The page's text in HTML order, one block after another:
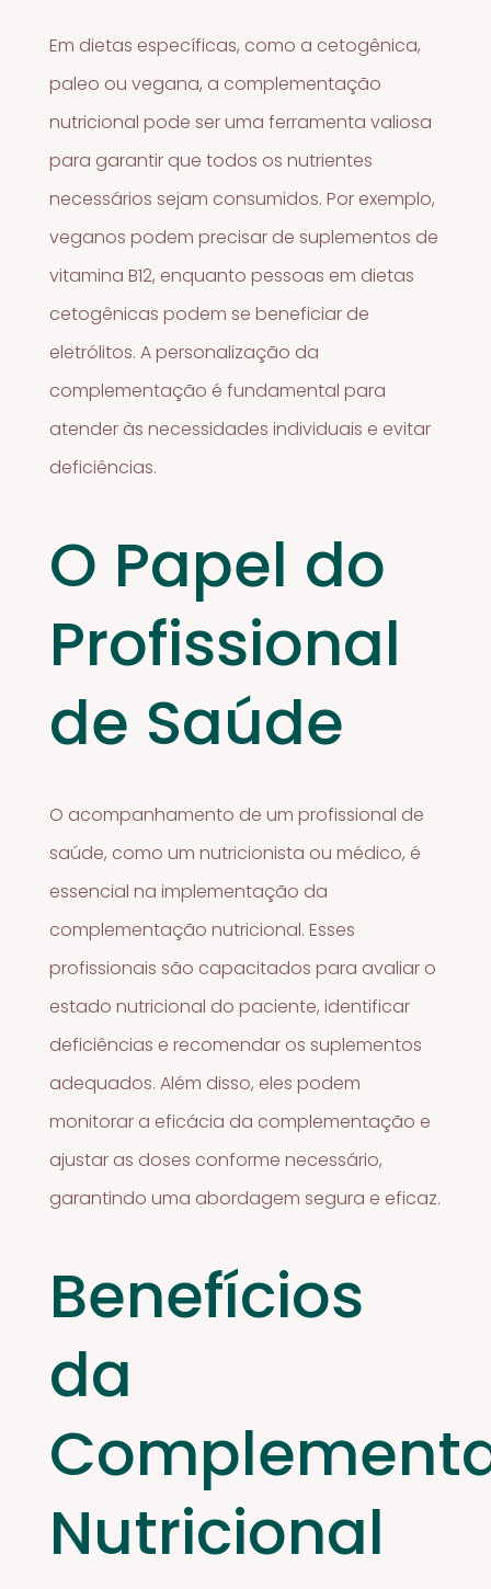
Em dietas específicas, como a cetogênica,
paleo ou vegana, a complementação
nutricional pode ser uma ferramenta valiosa
para garantir que todos os nutrientes
necessários sejam consumidos. Por exemplo,
veganos podem precisar de suplementos de
vitamina B12, enquanto pessoas em dietas
cetogênicas podem se beneficiar de
eletrólitos. A personalização da
complementação é fundamental para
atender às necessidades individuais e evitar
deficiências.
O Papel do
Profissional
de Saúde
O acompanhamento de um profissional de
saúde, como um nutricionista ou médico, é
essencial na implementação da
complementação nutricional. Esses
profissionais são capacitados para avaliar o
estado nutricional do paciente, identificar
deficiências e recomendar os suplementos
adequados. Além disso, eles podem
monitorar a eficácia da complementação e
ajustar as doses conforme necessário,
garantindo uma abordagem segura e eficaz.
Benefícios
da
Nutricional